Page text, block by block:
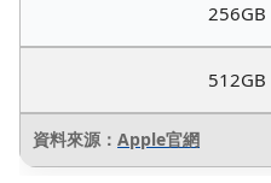
256GB
512GB
資料來源： Apple官網